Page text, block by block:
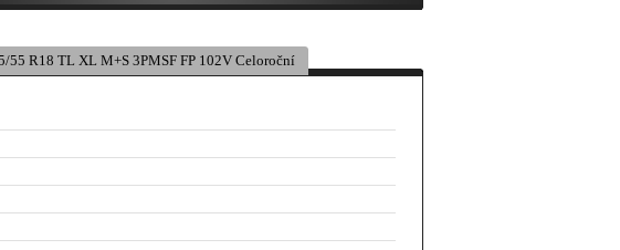
55 R18 TL XL M+S 3PMSF FP 102V Celoroční